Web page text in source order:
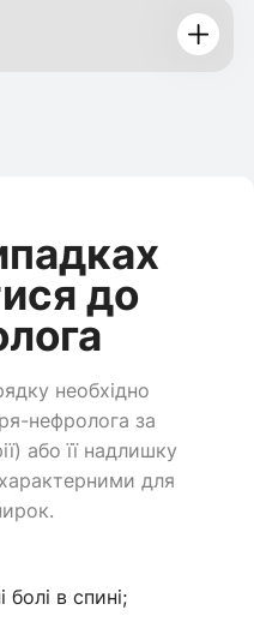
до
необхідно
нефролога за
або її надлишку
характерними для
болі в спині;